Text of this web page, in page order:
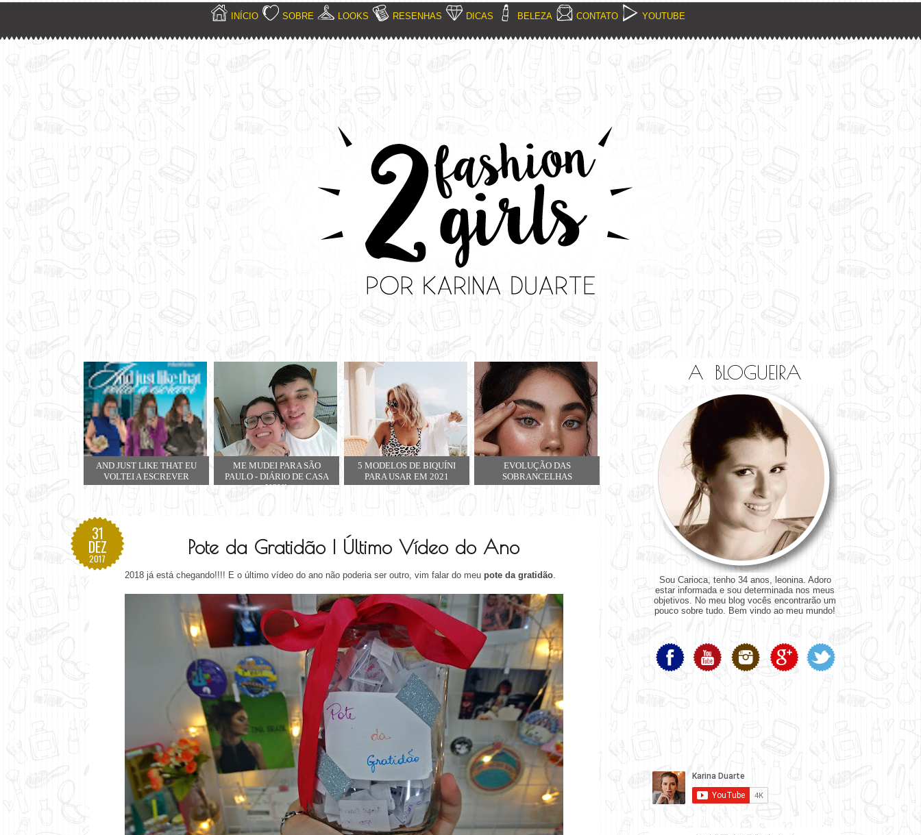
INÍCIO SOBRE LOOKS RESENHAS DICAS BELEZA CONTATO YOUTUBE
AND JUST LIKE THAT EU
VOLTEI A ESCREVER
ME MUDEI PARA SÃO
PAULO - DIÁRIO DE CASA
NOVA
5 MODELOS DE BIQUÍNI
PARA USAR EM 2021
EVOLUÇÃO DAS
SOBRANCELHAS
31
DEZ
2017
Pote da Gratidão | Último Vídeo do Ano
2018 já está chegando!!!! E o último vídeo do ano não poderia ser outro, vim falar do meu pote da gratidão.
A BLOGUEIRA
Sou Carioca, tenho 34 anos, leonina. Adoro
estar informada e sou determinada nos meus
objetivos. No meu blog vocês encontrarão um
pouco sobre tudo. Bem vindo ao meu mundo!